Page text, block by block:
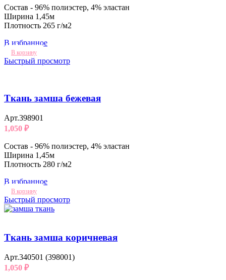
Состав - 96% полиэстер, 4% эластан
Ширина 1,45м
Плотность 265 г/м2
В избранное
В корзину
Быстрый просмотр
Ткань замша бежевая
Арт.398901
1,050 ₽
Состав - 96% полиэстер, 4% эластан
Ширина 1,45м
Плотность 280 г/м2
В избранное
В корзину
Быстрый просмотр
Ткань замша коричневая
Арт.340501 (398001)
1,050 ₽